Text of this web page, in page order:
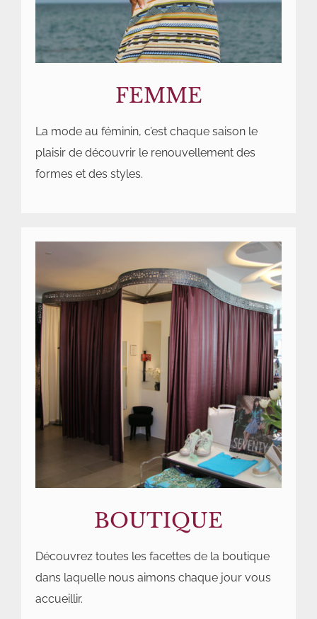
FEMME
La mode au féminin, c’est chaque saison le
plaisir de découvrir le renouvellement des
formes et des styles.
BOUTIQUE
Découvrez toutes les facettes de la boutique
dans laquelle nous aimons chaque jour vous
accueillir.